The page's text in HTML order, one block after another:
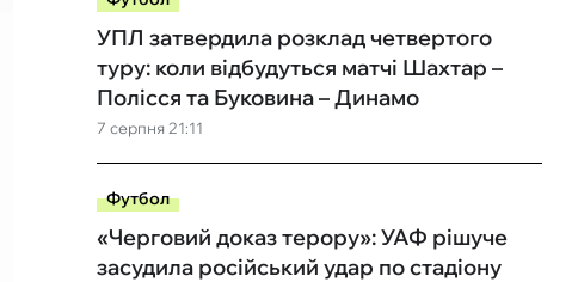
7 серпня 21:11
УПЛ затвердила розклад четвертого
туру: коли відбудуться матчі Шахтар –
Полісся та Буковина – Динамо
Футбол
«Черговий доказ терору»: УАФ рішуче
засудила російський удар по стадіону